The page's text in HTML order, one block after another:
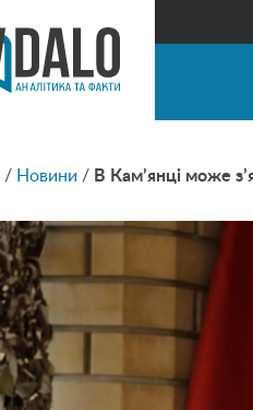
/ Новини / В Кам’янці може